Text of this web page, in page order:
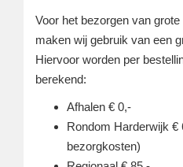
Voor het bezorgen van
maken wij gebruik van een
Hiervoor worden per
berekend:
Afhalen € 0,-
Rondom Harderwijk €
bezorgkosten)